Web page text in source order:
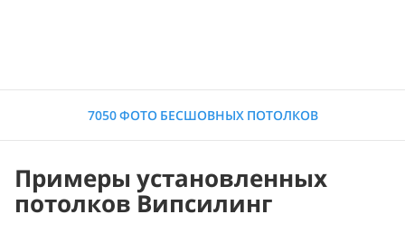
7050 ФОТО БЕСШОВНЫХ ПОТОЛКОВ
Примеры установленных
потолков Випсилинг